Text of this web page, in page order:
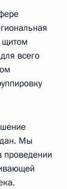
щитом
всего
Мы
проведении